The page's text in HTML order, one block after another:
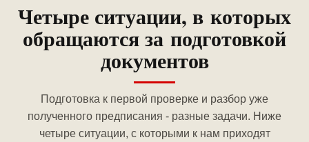
Четыре ситуации, в которых
обращаются за подготовкой
документов
Подготовка к первой проверке и разбор уже
полученного предписания - разные задачи. Ниже
четыре ситуации, с которыми к нам приходят